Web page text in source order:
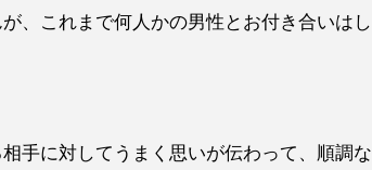
、これまで何人かの男性とお付き合いはし
手に対してうまく思いが伝わって、順調な